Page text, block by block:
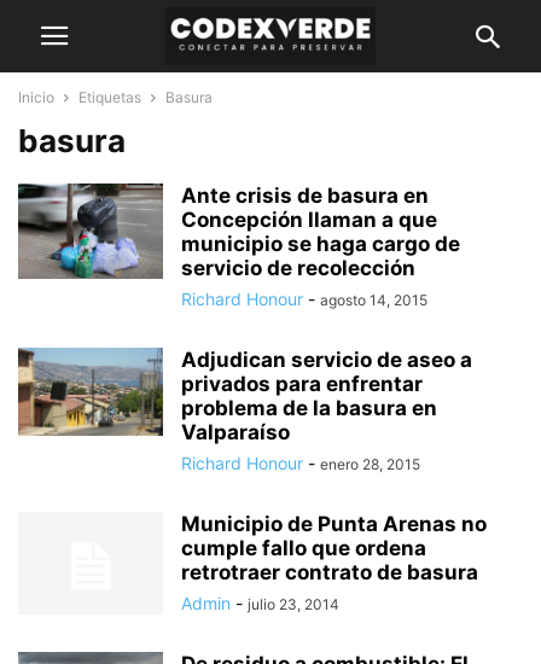
Inicio Etiquetas Basura
basura
Ante crisis de basura en
Concepción llaman a que
municipio se haga cargo de
servicio de recolección
Richard Honour - agosto 14, 2015
Adjudican servicio de aseo a
privados para enfrentar
problema de la basura en
Valparaíso
Richard Honour - enero 28, 2015
Municipio de Punta Arenas no
cumple fallo que ordena
retrotraer contrato de basura
Admin - julio 23, 2014